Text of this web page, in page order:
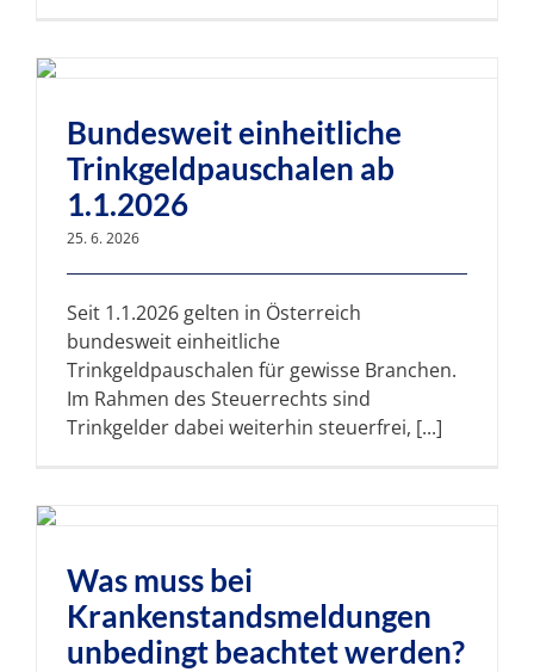
Bundesweit einheitliche
Trinkgeldpauschalen ab
1.1.2026
25. 6. 2026
Seit 1.1.2026 gelten in Österreich
bundesweit einheitliche
Trinkgeldpauschalen für gewisse Branchen.
Im Rahmen des Steuerrechts sind
Trinkgelder dabei weiterhin steuerfrei, [...]
Was muss bei
Krankenstandsmeldungen
unbedingt beachtet werden?